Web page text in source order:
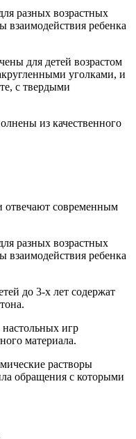
разных возрастных
взаимодействия ребенка
для детей возрастом
уголками, и
с твердыми
из качественного
современным
разных возрастных
взаимодействия ребенка
до 3-х лет содержат
игр
материала.
растворы
обращения с которыми